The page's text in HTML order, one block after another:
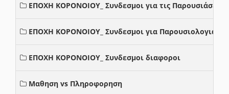
ΕΠΟΧΗ ΚΟΡΟΝΟΙΟΥ_ Συνδεσμοι για τις Παρουσιάσεις
ΕΠΟΧΗ ΚΟΡΟΝΟΙΟΥ_ Συνδεσμοι για Παρουσιολογια
ΕΠΟΧΗ ΚΟΡΟΝΟΙΟΥ_ Συνδεσμοι διαφοροι
Μαθηση vs Πληροφορηση